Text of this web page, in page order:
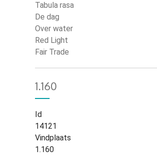
Tabula rasa
De dag
Over water
Red Light
Fair Trade
1.160
Id
14121
Vindplaats
1.160